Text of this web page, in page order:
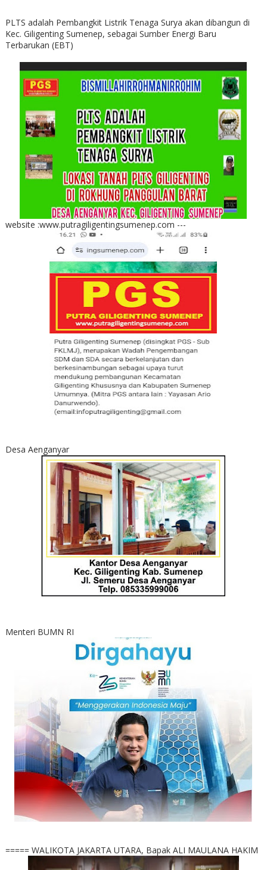
PLTS adalah Pembangkit Listrik Tenaga Surya akan dibangun di
Kec. Giligenting Sumenep, sebagai Sumber Energi Baru
Terbarukan (EBT)
website :www.putragiligentingsumenep.com ---
Desa Aenganyar
Menteri BUMN RI
===== WALIKOTA JAKARTA UTARA, Bapak ALI MAULANA HAKIM